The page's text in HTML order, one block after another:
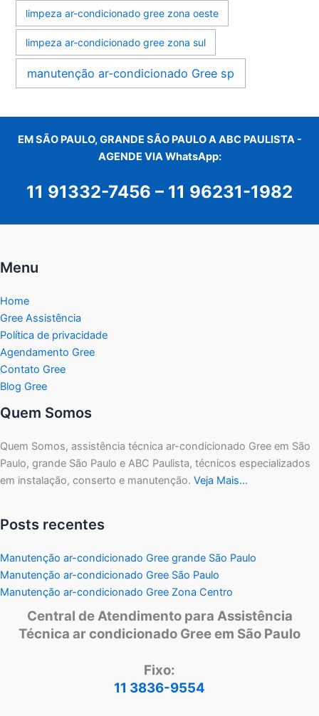
limpeza ar-condicionado gree zona oeste
limpeza ar-condicionado gree zona sul
manutenção ar-condicionado Gree sp
EM SÃO PAULO, GRANDE SÃO PAULO A ABC PAULISTA -
AGENDE VIA WhatsApp:
11 91332-7456 – 11 96231-1982
Menu
Home
Gree Assistência
Política de privacidade
Agendamento Gree
Contato Gree
Blog Gree
Quem Somos
Quem Somos, assistência técnica ar-condicionado Gree em São
Paulo, grande São Paulo e ABC Paulista, técnicos especializados
em instalação, conserto e manutenção. Veja Mais…
Posts recentes
Manutenção ar-condicionado Gree grande São Paulo
Manutenção ar-condicionado Gree São Paulo
Manutenção ar-condicionado Gree Zona Centro
Central de Atendimento para Assistência
Técnica ar condicionado Gree em São Paulo
Fixo:
11 3836-9554